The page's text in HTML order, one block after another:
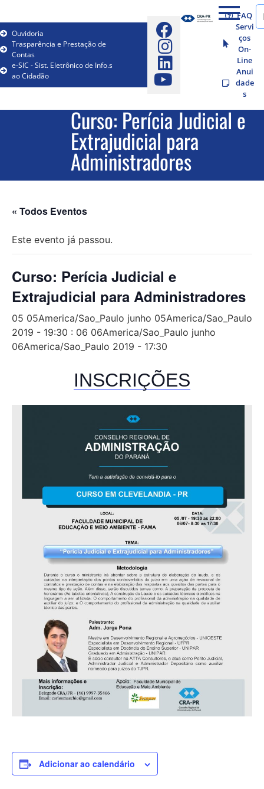
Ouvidoria
Trasparência e Prestação de
Contas
e-SIC - Sist. Eletrônico de Info.s
ao Cidadão
FAQ
Servi
ços
On-
Line
Anui
dade
s
Curso: Perícia Judicial e
Extrajudicial para
Administradores
« Todos Eventos
Este evento já passou.
Curso: Perícia Judicial e
Extrajudicial para Administradores
05 05America/Sao_Paulo junho 05America/Sao_Paulo
2019 - 19:30 : 06 06America/Sao_Paulo junho
06America/Sao_Paulo 2019 - 17:30
INSCRIÇÕES
Adicionar ao calendário